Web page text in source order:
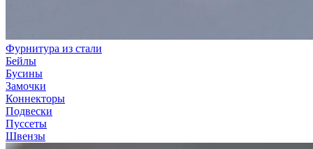
Фурнитура из стали
Бейлы
Бусины
Замочки
Коннекторы
Подвески
Пуссеты
Швензы